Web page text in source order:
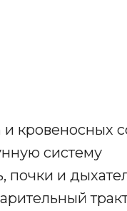
кровеносных
систему
почки и